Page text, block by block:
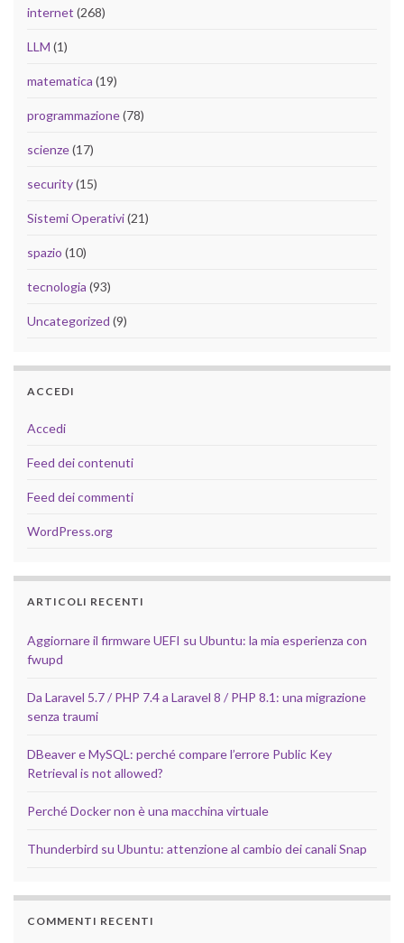
internet (268)
LLM (1)
matematica (19)
programmazione(78)
scienze(17)
security(15)
Sistemi Operativi(21)
spazio (10)
tecnologia (93)
Uncategorized (9)
ACCEDI
Accedi
Feed dei contenuti
Feed dei commenti
WordPress.org
ARTICOLI RECENTI
Aggiornare il firmware UEFI su Ubuntu: la mia esperienza con
fwupd
Da Laravel 5.7 / PHP 7.4 a Laravel 8 / PHP 8.1: una migrazione
senza traumi
DBeaver e MySQL: perché compare l’errore Public Key
Retrieval is not allowed?
Perché Docker non è una macchina virtuale
Thunderbird su Ubuntu: attenzione al cambio dei canali Snap
COMMENTI RECENTI